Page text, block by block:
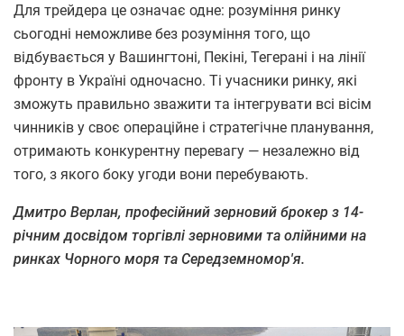
Для трейдера це означає одне: розуміння ринку
сьогодні неможливе без розуміння того, що
відбувається у Вашингтоні, Пекіні, Тегерані і на лінії
фронту в Україні одночасно. Ті учасники ринку, які
зможуть правильно зважити та інтегрувати всі вісім
чинників у своє операційне і стратегічне планування,
отримають конкурентну перевагу — незалежно від
того, з якого боку угоди вони перебувають.
Дмитро Верлан, професійний зерновий брокер з 14-
річним досвідом торгівлі зерновими та олійними на
ринках Чорного моря та Середземномор'я.